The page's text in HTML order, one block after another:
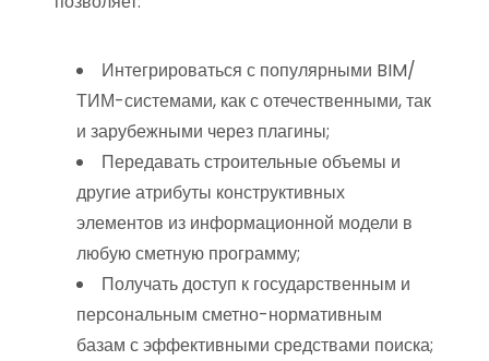
Интегрироваться с популярными BIM/
ТИМ-системами, как с отечественными, так
и зарубежными через плагины;
Передавать строительные объемы и
другие атрибуты конструктивных
элементов из информационной модели в
любую сметную программу;
Получать доступ к государственным и
персональным сметно-нормативным
базам с эффективными средствами поиска;